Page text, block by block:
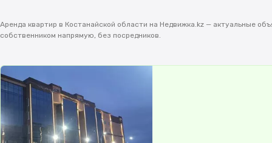
Аренда квартир в Костанайской области на Недвижка.kz — актуальные
собственником напрямую, без посредников.